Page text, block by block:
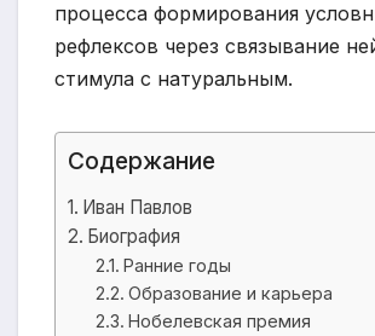
процесса формирования
рефлексов через связывание
стимула с натуральным.
Содержание
Иван Павлов
Биография
Ранние годы
Образование и карьера
Нобелевская премия